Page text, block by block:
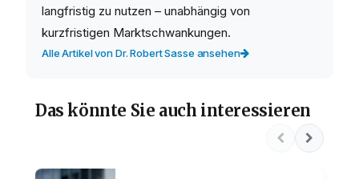
langfristig zu nutzen – unabhängig von
kurzfristigen Marktschwankungen.
Alle Artikel von Dr. Robert Sasse ansehen
Das könnte Sie auch interessieren